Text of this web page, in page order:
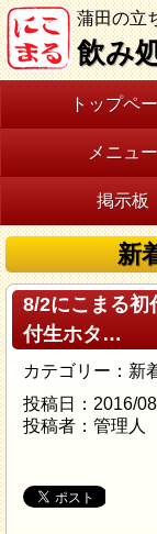
蒲田の立
飲み
トップペ
メニュー
掲示板
新
8/2にこまる初
付生ホタ…
カテゴリー：新
投稿日：2016/
投稿者：管理人